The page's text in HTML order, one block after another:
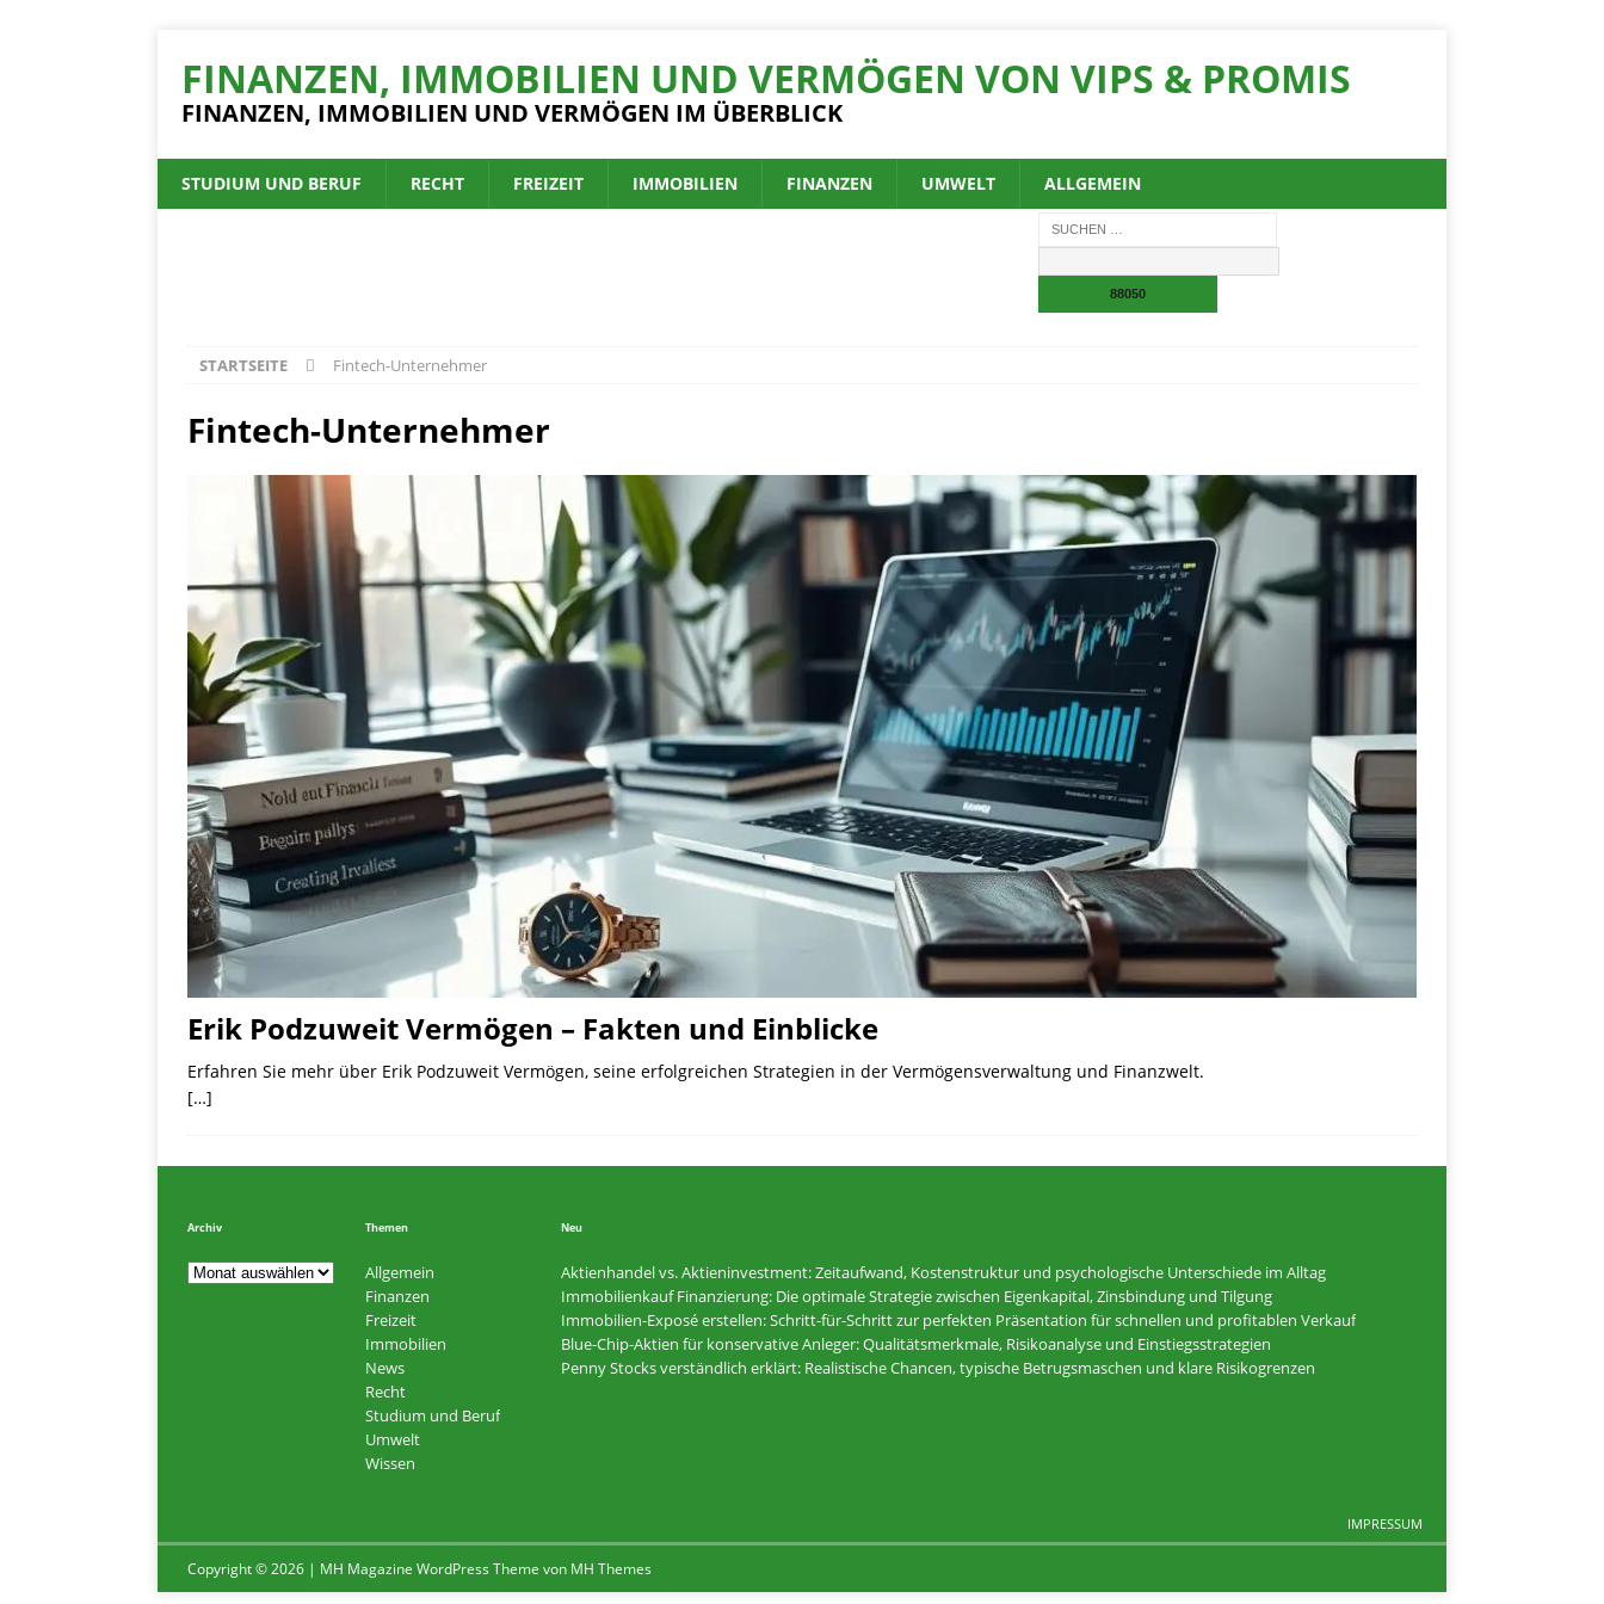
FINANZEN, IMMOBILIEN UND VERMÖGEN VON VIPS & PROMIS
FINANZEN, IMMOBILIEN UND VERMÖGEN IM ÜBERBLICK
STUDIUM UND BERUF RECHT FREIZEIT IMMOBILIEN FINANZEN UMWELT ALLGEMEIN
STARTSEITE Fintech-Unternehmer
Fintech-Unternehmer
Erik Podzuweit Vermögen – Fakten und Einblicke
Erfahren Sie mehr über Erik Podzuweit Vermögen, seine erfolgreichen Strategien in der Vermögensverwaltung und Finanzwelt.
[…]
Archiv Themen
Allgemein
Finanzen
Freizeit
Immobilien
News
Recht
Studium und Beruf
Umwelt
Wissen
Neu
Aktienhandel vs. Aktieninvestment: Zeitaufwand, Kostenstruktur und psychologische Unterschiede im Alltag
Immobilienkauf Finanzierung: Die optimale Strategie zwischen Eigenkapital, Zinsbindung und Tilgung
Immobilien-Exposé erstellen: Schritt-für-Schritt zur perfekten Präsentation für schnellen und profitablen Verkauf
Blue-Chip-Aktien für konservative Anleger: Qualitätsmerkmale, Risikoanalyse und Einstiegsstrategien
Penny Stocks verständlich erklärt: Realistische Chancen, typische Betrugsmaschen und klare Risikogrenzen
IMPRESSUM
Copyright © 2026 | MH Magazine WordPress Theme von MH Themes